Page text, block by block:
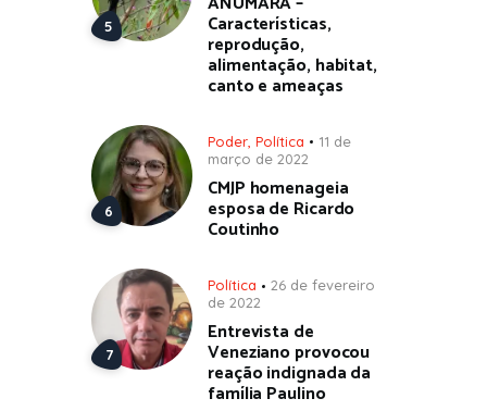
Características,
reprodução,
alimentação, habitat,
canto e ameaças
Poder, Política
11 de
março de 2022
CMJP homenageia
esposa de Ricardo
Coutinho
Política
26 de fevereiro
de 2022
Entrevista de
Veneziano provocou
reação indignada da
família Paulino